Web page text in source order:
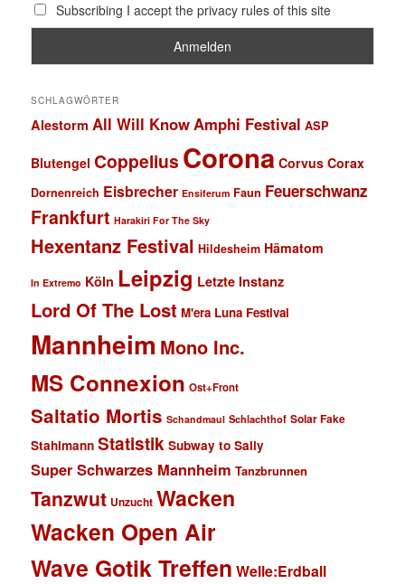
Subscribing I accept the privacy rules of this site
SCHLAGWÖRTER
Alestorm All Will KnowAmphi Festival ASP
Blutengel Coppelius Corona Corvus Corax
Dornenreich Eisbrecher Ensiferum Faun Feuerschwanz
Frankfurt Harakiri For The Sky
Hexentanz Festival Hildesheim Hämatom
In Extremo Köln Leipzig Letzte Instanz
Lord Of The Lost M'era Luna Festival
Mannheim Mono Inc.
MS Connexion Ost+Front
Saltatio Mortis Schandmaul Schlachthof Solar Fake
Stahlmann Statistik Subway to Sally
Super Schwarzes Mannheim Tanzbrunnen
Tanzwut Unzucht Wacken
Wacken Open Air
Wave Gotik Treffen Welle:Erdball